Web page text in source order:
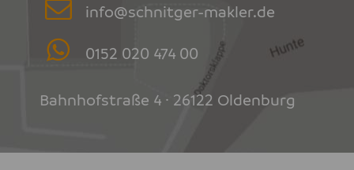
info@schnitger-makler.de
0152 020 474 00
Bahnhofstraße 4 · 26122 Oldenburg